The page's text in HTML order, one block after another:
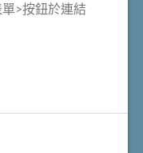
>按鈕於連結